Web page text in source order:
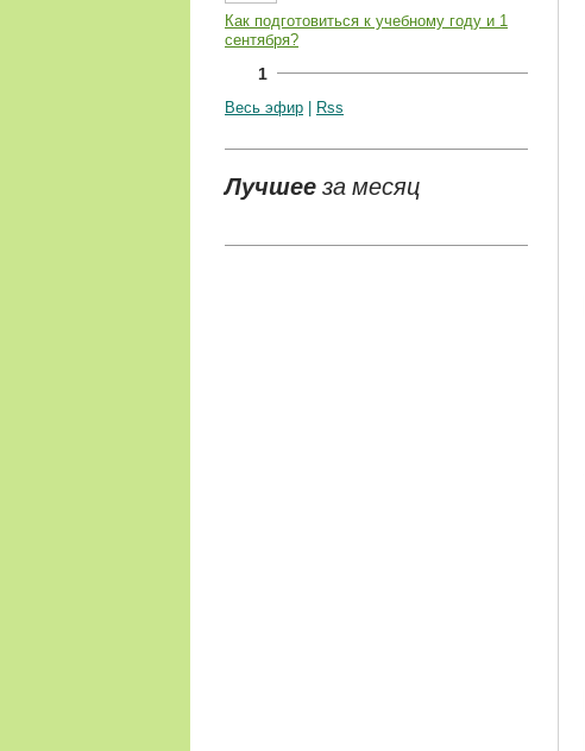
Как подготовиться к учебному году и 1
сентября?
1
Весь эфир Rss
Лучшееза месяц